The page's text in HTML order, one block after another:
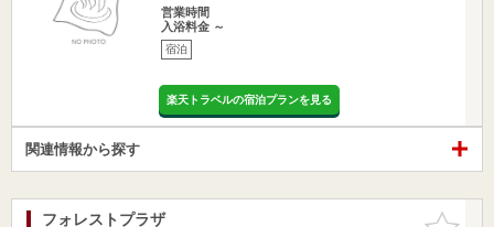
営業時間
入浴料金 ～
宿泊
楽天トラベルの宿泊プランを見る
関連情報から探す
お気に入
フォレストプラザ